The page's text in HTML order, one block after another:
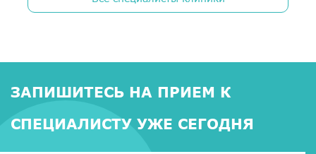
ЗАПИШИТЕСЬ НА ПРИЕМ К
СПЕЦИАЛИСТУ УЖЕ СЕГОДНЯ